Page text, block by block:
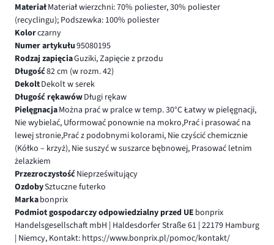
MateriałMateriał wierzchni: 70% poliester, 30% poliester
(recyclingu); Podszewka: 100% poliester
Kolorczarny
Numer artykułu95080195
Rodzaj zapięciaGuziki, Zapięcie z przodu
Długość82 cm (w rozm. 42)
DekoltDekolt w serek
Długość rękawówDługi rękaw
PielęgnacjaMożna prać w pralce w temp. 30°C Łatwy w pielęgnacji,
Nie wybielać, Uformować ponownie na mokro,Prać i prasować na
lewej stronie,Prać z podobnymi kolorami, Nie czyścić chemicznie
(Kółko – krzyż), Nie suszyć w suszarce bębnowej, Prasować letnim
żelazkiem
PrzezroczystośćNieprześwitujący
OzdobySztuczne futerko
Markabonprix
Podmiot gospodarczy odpowiedzialny przed UE bonprix
Handelsgesellschaft mbH | Haldesdorfer Straße 61 | 22179 Hamburg
| Niemcy, Kontakt: https://www.bonprix.pl/pomoc/kontakt/